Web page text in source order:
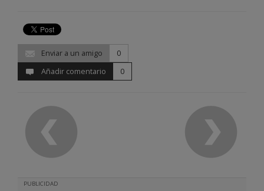
Enviar a un amigo
0
Añadir comentario
0
PUBLICIDAD